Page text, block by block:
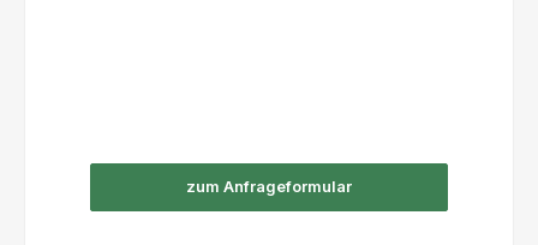
zum Anfrageformular